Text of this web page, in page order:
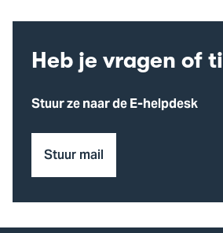
Heb je vragen of
Stuur ze naar de E-helpdesk
Stuur mail